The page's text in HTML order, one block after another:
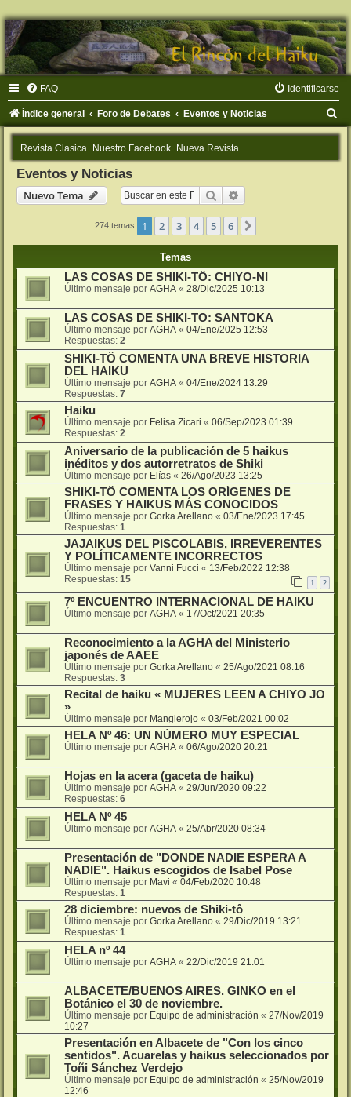
FAQ Identificarse
Índice general Foro de Debates Eventos y Noticias
u
Revista Clasica Nuestro Facebook Nueva Revista
Eventos y Noticias
Nuevo Tema
Buscar
274 temas 1 2 3 4 5 6
Temas
LAS COSAS DE SHIKI-TÔ: CHIYO-NI
Último mensaje por AGHA « 28/Dic/2025 10:13
LAS COSAS DE SHIKI-TÔ: SANTOKA
Último mensaje por AGHA « 04/Ene/2025 12:53
Respuestas: 2
SHIKI-TÔ COMENTA UNA BREVE HISTORIA
DEL HAIKU
Último mensaje por AGHA « 04/Ene/2024 13:29
Respuestas: 7
Haiku
Último mensaje por Felisa Zicari « 06/Sep/2023 01:39
Respuestas: 2
Aniversario de la publicación de 5 haikus
inéditos y dos autorretratos de Shiki
Último mensaje por Elías « 26/Ago/2023 13:25
SHIKI-TÔ COMENTA LOS ORÍGENES DE
FRASES Y HAIKUS MÁS CONOCIDOS
Último mensaje por Gorka Arellano « 03/Ene/2023 17:45
Respuestas: 1
JAJAIKUS DEL PISCOLABIS, IRREVERENTES
Y POLÍTICAMENTE INCORRECTOS
Último mensaje por Vanni Fucci « 13/Feb/2022 12:38
Respuestas: 15 1 2
7º ENCUENTRO INTERNACIONAL DE HAIKU
Último mensaje por AGHA « 17/Oct/2021 20:35
Reconocimiento a la AGHA del Ministerio
japonés de AAEE
Último mensaje por Gorka Arellano « 25/Ago/2021 08:16
Respuestas: 3
Recital de haiku « MUJERES LEEN A CHIYO JO
»
Último mensaje por Manglerojo « 03/Feb/2021 00:02
HELA Nº 46: UN NÚMERO MUY ESPECIAL
Último mensaje por AGHA « 06/Ago/2020 20:21
Hojas en la acera (gaceta de haiku)
Último mensaje por AGHA « 29/Jun/2020 09:22
Respuestas: 6
HELA Nº 45
Último mensaje por AGHA « 25/Abr/2020 08:34
Presentación de "DONDE NADIE ESPERA A
NADIE". Haikus escogidos de Isabel Pose
Último mensaje por Mavi « 04/Feb/2020 10:48
Respuestas: 1
28 diciembre: nuevos de Shiki-tô
Último mensaje por Gorka Arellano « 29/Dic/2019 13:21
Respuestas: 1
HELA nº 44
Último mensaje por AGHA « 22/Dic/2019 21:01
ALBACETE/BUENOS AIRES. GINKO en el
Botánico el 30 de noviembre.
Último mensaje por Equipo de administración « 27/Nov/2019
10:27
Presentación en Albacete de "Con los cinco
sentidos". Acuarelas y haikus seleccionados por
Toñi Sánchez Verdejo
Último mensaje por Equipo de administración « 25/Nov/2019
12:46